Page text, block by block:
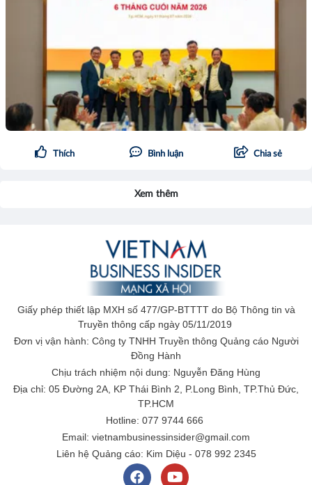
Thích Bình luận Chia sẻ
Xem thêm
Giấy phép thiết lập MXH số 477/GP-BTTTT do Bộ Thông tin và
Truyền thông cấp ngày 05/11/2019
Đơn vị vận hành: Công ty TNHH Truyền thông Quảng cáo Người
Đồng Hành
Chịu trách nhiệm nội dung: Nguyễn Đăng Hùng
Địa chỉ: 05 Đường 2A, KP Thái Bình 2, P.Long Bình, TP.Thủ Đức,
TP.HCM
Hotline: 077 9744 666
Email: vietnambusinessinsider@gmail.com
Liên hệ Quảng cáo: Kim Diệu - 078 992 2345